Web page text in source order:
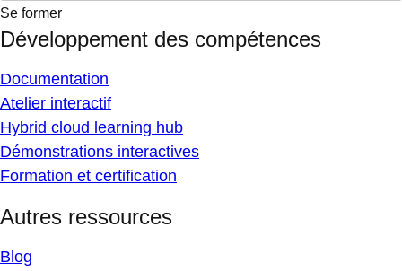
Se former
Développement des compétences
Documentation
Atelier interactif
Hybrid cloud learning hub
Démonstrations interactives
Formation et certification
Autres ressources
Blog